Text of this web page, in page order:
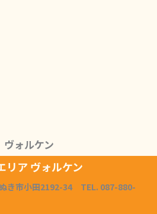
リア ヴォルケン
き市小田2192-34 TEL. 087-880-